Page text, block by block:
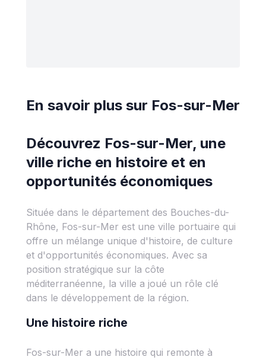
En savoir plus sur Fos-sur-Mer
Découvrez Fos-sur-Mer, une
ville riche en histoire et en
opportunités économiques
Située dans le département des Bouches-du-
Rhône, Fos-sur-Mer est une ville portuaire qui
offre un mélange unique d'histoire, de culture
et d'opportunités économiques. Avec sa
position stratégique sur la côte
méditerranéenne, la ville a joué un rôle clé
dans le développement de la région.
Une histoire riche
Fos-sur-Mer a une histoire qui remonte à